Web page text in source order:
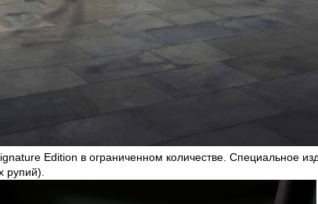
Edition в ограниченном количестве. Специальное
рупий).